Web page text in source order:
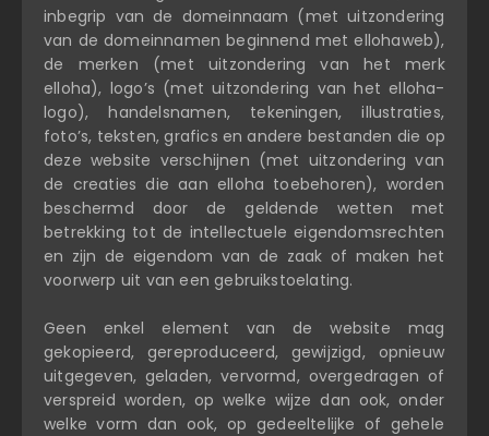
inbegrip van de domeinnaam (met uitzondering
van de domeinnamen beginnend met ellohaweb),
de merken (met uitzondering van het merk
elloha), logo’s (met uitzondering van het elloha-
logo), handelsnamen, tekeningen, illustraties,
foto’s, teksten, grafics en andere bestanden die op
deze website verschijnen (met uitzondering van
de creaties die aan elloha toebehoren), worden
beschermd door de geldende wetten met
betrekking tot de intellectuele eigendomsrechten
en zijn de eigendom van de zaak of maken het
voorwerp uit van een gebruikstoelating.
Geen enkel element van de website mag
gekopieerd, gereproduceerd, gewijzigd, opnieuw
uitgegeven, geladen, vervormd, overgedragen of
verspreid worden, op welke wijze dan ook, onder
welke vorm dan ook, op gedeeltelijke of gehele